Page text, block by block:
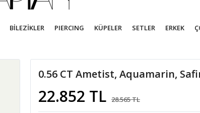
BİLEZİKLER PIERCING KÜPELER SETLER ERKEK
0.56 CT Ametist, Aquamarin,
22.852 TL 28.565 TL